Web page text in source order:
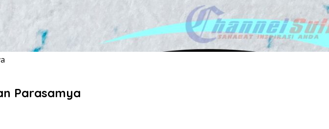
Parasamya